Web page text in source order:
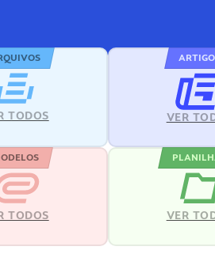
TODOS VER
TODOS VER